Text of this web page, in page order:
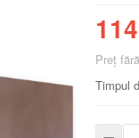
Preţ
Timpul